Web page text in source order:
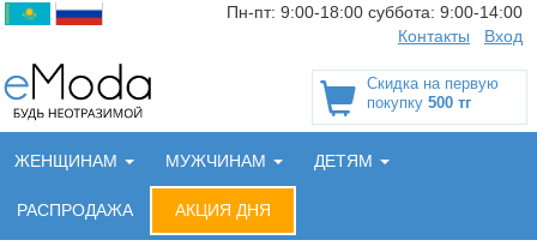
Пн-пт: 9:00-18:00 суббота: 9:00-14:00
Контакты
Вход
Скидка на первую
покупку 500 тг
ЖЕНЩИНАМ МУЖЧИНАМ ДЕТЯМ
РАСПРОДАЖА АКЦИЯ ДНЯ